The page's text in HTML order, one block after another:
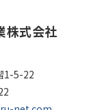
株式会社
1-5-22